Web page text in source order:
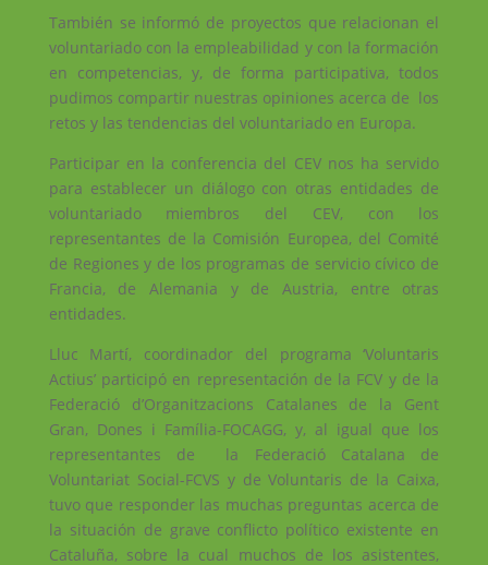
También se informó de proyectos que relacionan el
voluntariado con la empleabilidad y con la formación
en competencias, y, de forma participativa, todos
pudimos compartir nuestras opiniones acerca de los
retos y las tendencias del voluntariado en Europa.
Participar en la conferencia del CEV nos ha servido
para establecer un diálogo con otras entidades de
voluntariado miembros del CEV, con los
representantes de la Comisión Europea, del Comité
de Regiones y de los programas de servicio cívico de
Francia, de Alemania y de Austria, entre otras
entidades.
Lluc Martí, coordinador del programa ‘Voluntaris
Actius’ participó en representación de la FCV y de la
Federació d’Organitzacions Catalanes de la Gent
Gran, Dones i Família-FOCAGG, y, al igual que los
representantes de la Federació Catalana de
Voluntariat Social-FCVS y de Voluntaris de la Caixa,
tuvo que responder las muchas preguntas acerca de
la situación de grave conflicto político existente en
Cataluña, sobre la cual muchos de los asistentes,